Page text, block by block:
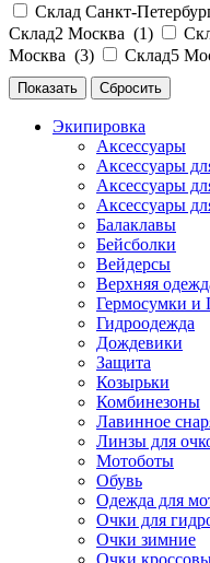
Склад Санкт-
Склад2 Москва (1)
Москва (3) Склад5
Экипировка
Аксессуары
Аксессуары
Аксессуары
Аксессуары
Балаклавы
Бейсболки
Вейдерсы
Верхняя
Гермосумки и
Гидроодежда
Дождевики
Защита
Козырьки
Комбинезоны
Лавинное
Линзы для
Мотоботы
Обувь
Одежда для
Очки для
Очки зимние
Очки